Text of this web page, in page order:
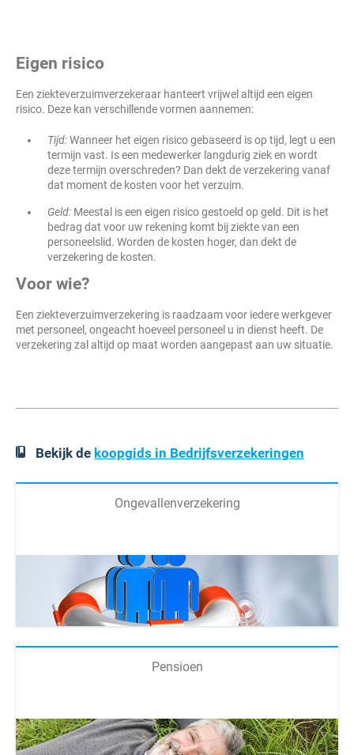
Eigen risico
Een ziekteverzuimverzekeraar hanteert vrijwel altijd een eigen
risico. Deze kan verschillende vormen aannemen:
Tijd:Wanneer het eigen risico gebaseerd is op tijd, legt u een
termijn vast. Is een medewerker langdurig ziek en wordt
deze termijn overschreden? Dan dekt de verzekering vanaf
dat moment de kosten voor het verzuim.
Geld: Meestal is een eigen risico gestoeld op geld. Dit is het
bedrag dat voor uw rekening komt bij ziekte van een
personeelslid. Worden de kosten hoger, dan dekt de
verzekering de kosten.
Voor wie?
Een ziekteverzuimverzekering is raadzaam voor iedere werkgever
met personeel, ongeacht hoeveel personeel u in dienst heeft. De
verzekering zal altijd op maat worden aangepast aan uw situatie.
Bekijk de koopgids in Bedrijfsverzekeringen
Ongevallenverzekering
Pensioen